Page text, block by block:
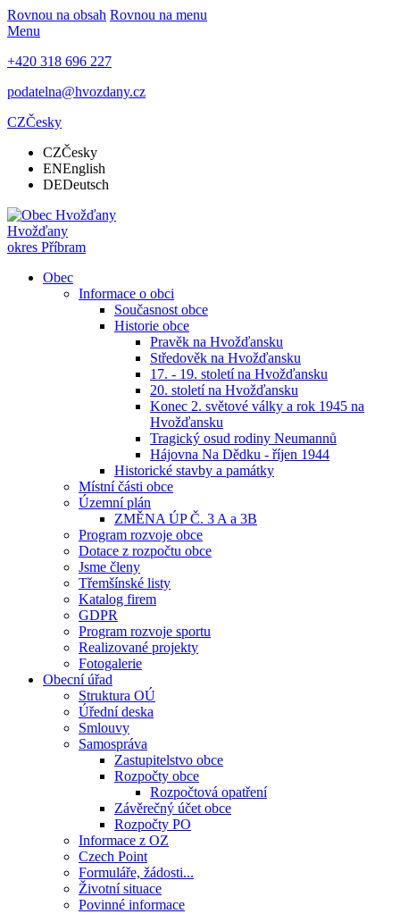
Rovnou na obsah Rovnou na menu
Menu
+420 318 696 227
podatelna@hvozdany.cz
CZČesky
CZČesky
ENEnglish
DEDeutsch
Hvožďany
okres Příbram
Obec
Informace o obci
Současnost obce
Historie obce
Pravěk na Hvožďansku
Středověk na Hvožďansku
17. - 19. století na Hvožďansku
20. století na Hvožďansku
Konec 2. světové války a rok 1945 na
Hvožďansku
Tragický osud rodiny Neumannů
Hájovna Na Dědku - říjen 1944
Historické stavby a památky
Místní části obce
Územní plán
ZMĚNA ÚP Č. 3 A a 3B
Program rozvoje obce
Dotace z rozpočtu obce
Jsme členy
Třemšínské listy
Katalog firem
GDPR
Program rozvoje sportu
Realizované projekty
Fotogalerie
Obecní úřad
Struktura OÚ
Úřední deska
Smlouvy
Samospráva
Zastupitelstvo obce
Rozpočty obce
Rozpočtová opatření
Závěrečný účet obce
Rozpočty PO
Informace z OZ
Czech Point
Formuláře, žádosti...
Životní situace
Povinné informace